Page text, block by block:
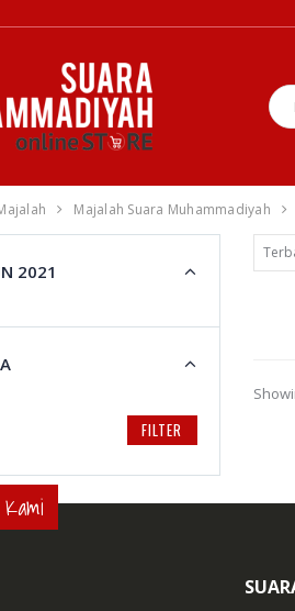
Majalah Suara Muhammadiyah
2021
FILTER